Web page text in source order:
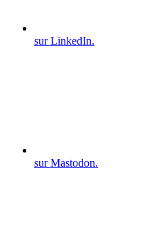
sur LinkedIn.
sur Mastodon.